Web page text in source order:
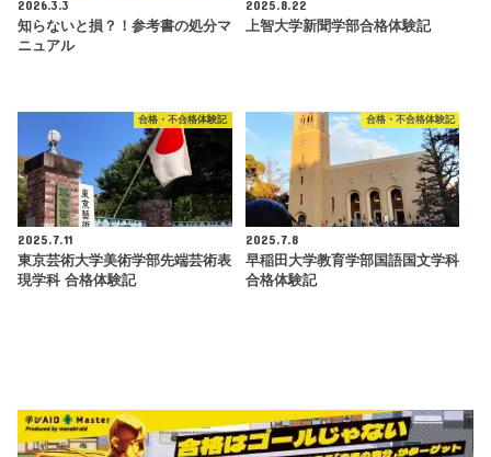
2026.3.3
知らないと損？！参考書の処分マ
ニュアル
2025.8.22
上智大学新聞学部合格体験記
合格・不合格体験記
2025.7.11
東京芸術大学美術学部先端芸術表
現学科 合格体験記
合格・不合格体験記
2025.7.8
早稲田大学教育学部国語国文学科
合格体験記